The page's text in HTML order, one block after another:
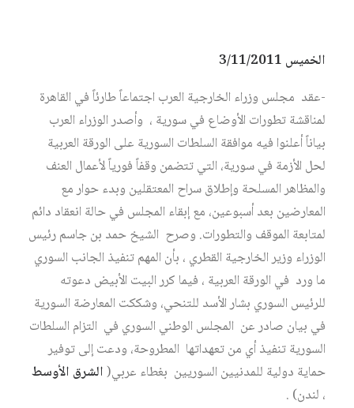
الخميس 3/11/2011
-عقد مجلس وزراء الخارجية العرب اجتماعاً طارئاً في القاهرة
لمناقشة تطورات الأوضاع في سورية ، وأصدر الوزراء العرب
بياناً أعلنوا فيه موافقة السلطات السورية على الورقة العربية
لحل الأزمة في سورية، التي تتضمن وقفاً فورياً لأعمال العنف
والمظاهر المسلحة وإطلاق سراح المعتقلين وبدء حوار مع
المعارضين بعد أسبوعين، مع إبقاء المجلس في حالة انعقاد دائم
لمتابعة الموقف والتطورات. وصرح الشيخ حمد بن جاسم رئيس
الوزراء وزير الخارجية القطري ، بأن المهم تنفيذ الجانب السوري
ما ورد في الورقة العربية ، فيما كرر البيت الأبيض دعوته
للرئيس السوري بشار الأسد للتنحي، وشككت المعارضة السورية
في بيان صادر عن المجلس الوطني السوري في التزام السلطات
السورية تنفيذ أي من تعهداتها المطروحة، ودعت إلى توفير
حماية دولية للمدنيين السوريين بغطاء عربي(الشرق الأوسط
، لندن) .